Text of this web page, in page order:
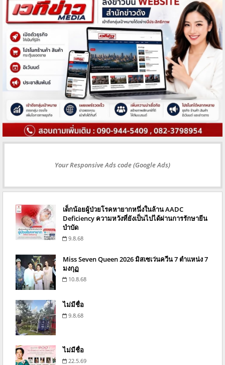
Your Responsive Ads code (Google Ads)
เด็กน้อยผู้ป่วยโรคหายากหนึ่งในล้าน AADC
Deficiency ความหวังที่ยังเป็นไปได้ผ่านการรักษายีน
บำบัด
9.8.68
Miss Seven Queen 2026 มิสเซเว่นควีน 7 ตำแหน่ง 7
มงกุฏ
10.8.68
ไม่มีชื่อ
9.8.68
ไม่มีชื่อ
22.5.69